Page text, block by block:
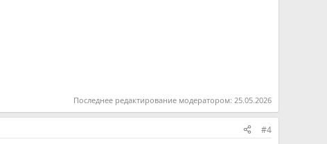
Последнее редактирование модератором: 25.05.2026
#4